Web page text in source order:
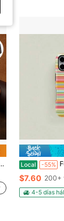
Local -55% Funda de
$7.60 200+
4-5 días